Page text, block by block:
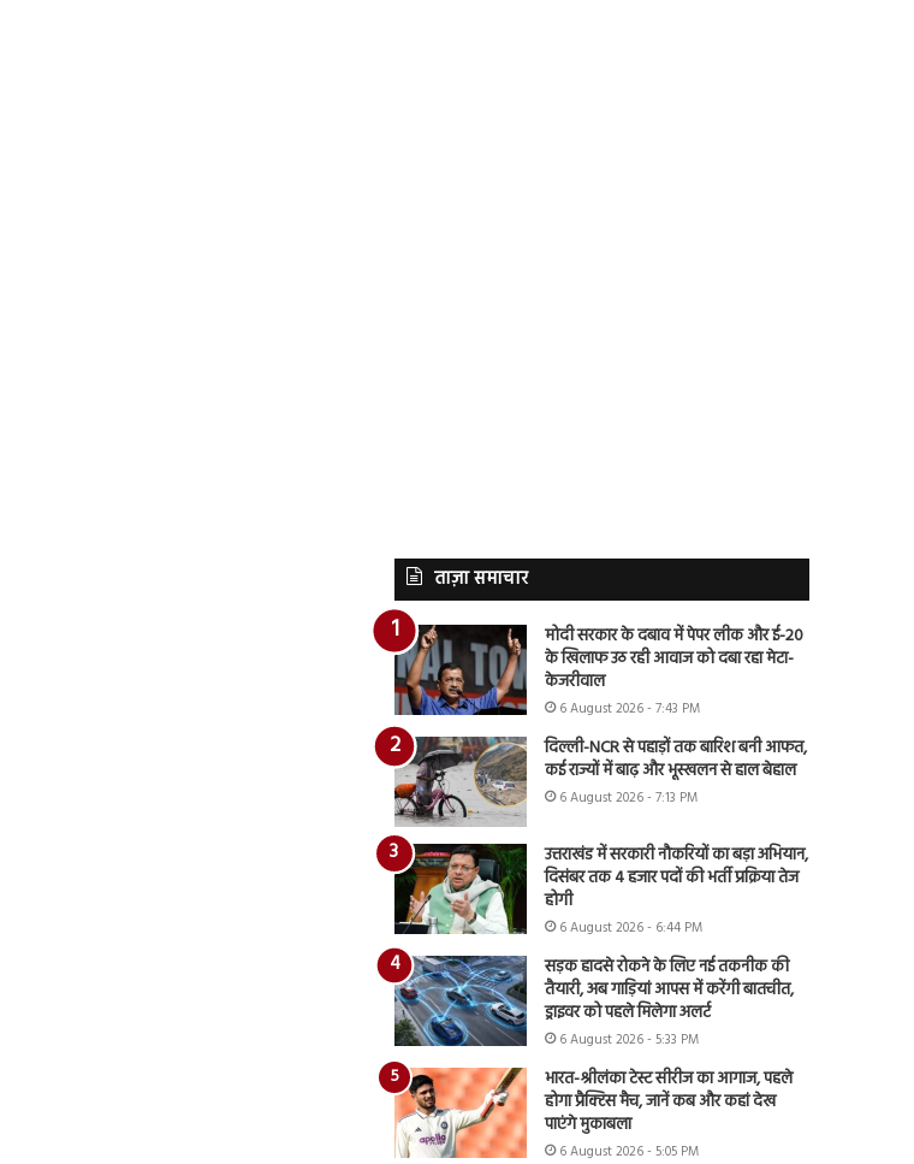
ताज़ा समाचार
मोदी सरकार के दबाव में पेपर लीक और ई-20
के खिलाफ उठ रही आवाज को दबा रहा मेटा-
केजरीवाल
6 August 2026 - 7:43 PM
दिल्ली-NCR से पहाड़ों तक बारिश बनी आफत,
कई राज्यों में बाढ़ और भूस्खलन से हाल बेहाल
6 August 2026 - 7:13 PM
उत्तराखंड में सरकारी नौकरियों का बड़ा अभियान,
दिसंबर तक 4 हजार पदों की भर्ती प्रक्रिया तेज
होगी
6 August 2026 - 6:44 PM
सड़क हादसे रोकने के लिए नई तकनीक की
तैयारी, अब गाड़ियां आपस में करेंगी बातचीत,
ड्राइवर को पहले मिलेगा अलर्ट
6 August 2026 - 5:33 PM
भारत-श्रीलंका टेस्ट सीरीज का आगाज, पहले
होगा प्रैक्टिस मैच, जानें कब और कहां देख
पाएंगे मुकाबला
6 August 2026 - 5:05 PM